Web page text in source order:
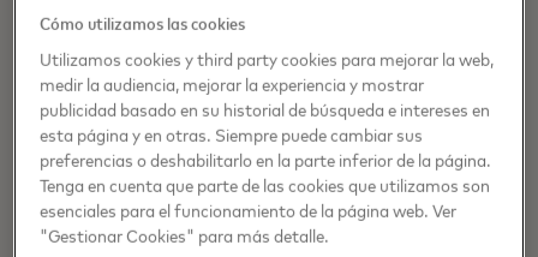
Track en los aeropuertos de
Madrid y Barcelona
Fast Track es uno de los beneficios premium relacionado
con viajes disponibles a través de Mastercard Collection
para los titulares elegibles de tarjetas World, World Elite y
World Legend™ y sus acompañantes.
Cómo utilizamos las cookies
Utilizamos cookies y third party cookies para mejorar la web,
medir la audiencia, mejorar la experiencia y mostrar
publicidad basado en su historial de búsqueda e intereses en
esta página y en otras. Siempre puede cambiar sus
preferencias o deshabilitarlo en la parte inferior de la página.
Tenga en cuenta que parte de las cookies que utilizamos son
esenciales para el funcionamiento de la página web. Ver
"Gestionar Cookies" para más detalle.